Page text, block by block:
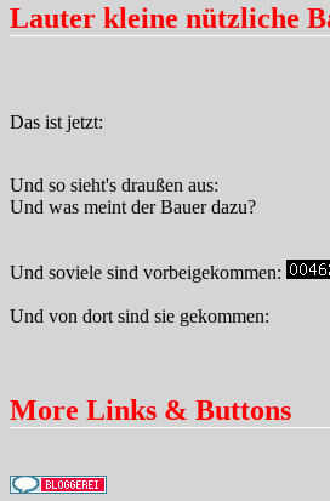
Lauter kleine nützliche
Das ist jetzt:
Und so sieht's draußen aus:
Und was meint der Bauer dazu?
Und soviele sind vorbeigekommen:
Und von dort sind sie gekommen:
More Links & Buttons